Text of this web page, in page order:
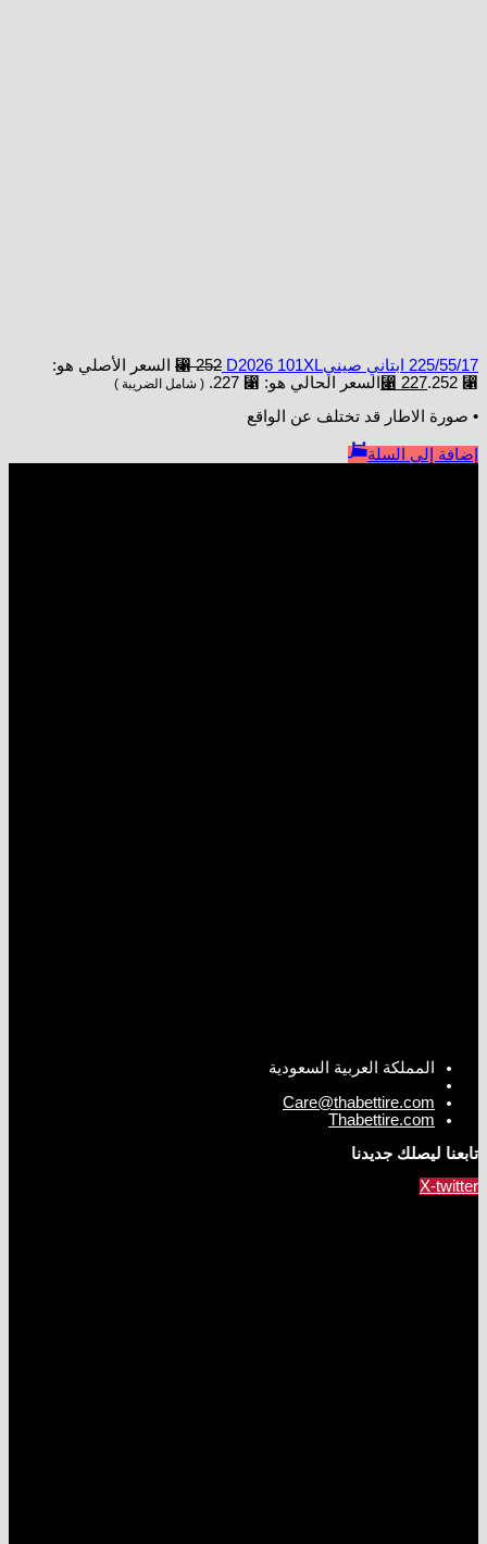
225/55/17 ابتاني صينيD2026 101XL ⃁252
السعر الأصلي هو:
⃁ 252.
⃁ 227 السعر الحالي هو: ⃁ 227. ( شامل الضريبة )
• صورة الاطار قد تختلف عن الواقع
إضافة إلى السلة
المملكة العربية السعودية
Care@thabettire.com
Thabettire.com
تابعنا ليصلك جديدنا
X-twitter